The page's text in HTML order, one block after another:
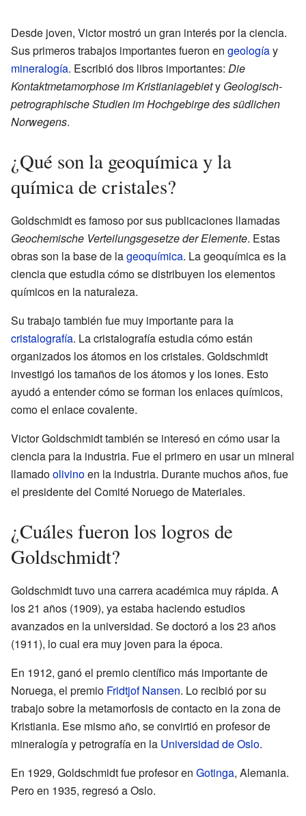
Desde joven, Victor mostró un gran interés por la ciencia.
Sus primeros trabajos importantes fueron en geologíay
mineralogía. Escribió dos libros importantes: Die
Kontaktmetamorphose im Kristianiagebiety Geologisch-
petrographische Studien im Hochgebirge des südlichen
Norwegens.
¿Qué son la geoquímica y la
química de cristales?
Goldschmidt es famoso por sus publicaciones llamadas
Geochemische Verteilungsgesetze der Elemente. Estas
obras son la base de lageoquímica. La geoquímica es la
ciencia que estudia cómo se distribuyen los elementos
químicos en la naturaleza.
Su trabajo también fue muy importante para la
cristalografía. La cristalografía estudia cómo están
organizados los átomos en los cristales. Goldschmidt
investigó los tamaños de los átomos y los iones. Esto
ayudó a entender cómo se forman los enlaces químicos,
como el enlace covalente.
Victor Goldschmidt también se interesó en cómo usar la
ciencia para la industria. Fue el primero en usar un mineral
llamadoolivinoen la industria. Durante muchos años, fue
el presidente del Comité Noruego de Materiales.
¿Cuáles fueron los logros de
Goldschmidt?
Goldschmidt tuvo una carrera académica muy rápida. A
los 21 años (1909), ya estaba haciendo estudios
avanzados en la universidad. Se doctoró a los 23 años
(1911), lo cual era muy joven para la época.
En 1912, ganó el premio científico más importante de
Noruega, el premio Fridtjof Nansen. Lo recibió por su
trabajo sobre la metamorfosis de contacto en la zona de
Kristiania. Ese mismo año, se convirtió en profesor de
mineralogía y petrografía en la Universidad de Oslo.
En 1929, Goldschmidt fue profesor en Gotinga, Alemania.
Pero en 1935, regresó a Oslo.